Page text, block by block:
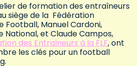
de formation des entraîneurs
siège de la Fédération
Football, Manuel Cardoni,
National, et Claude Campos,
des Entraîneurs à la FLF, ont
les clés pour un football